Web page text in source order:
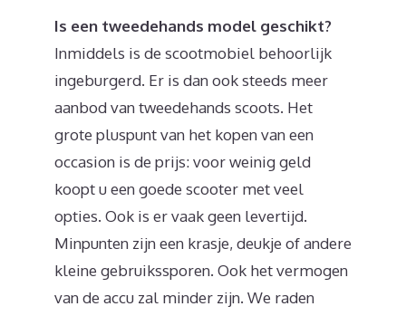
Is een tweedehands model geschikt?
Inmiddels is de scootmobiel behoorlijk
ingeburgerd. Er is dan ook steeds meer
aanbod van tweedehands scoots. Het
grote pluspunt van het kopen van een
occasion is de prijs: voor weinig geld
koopt u een goede scooter met veel
opties. Ook is er vaak geen levertijd.
Minpunten zijn een krasje, deukje of andere
kleine gebruikssporen. Ook het vermogen
van de accu zal minder zijn. We raden